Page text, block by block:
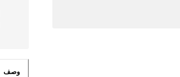
وصف